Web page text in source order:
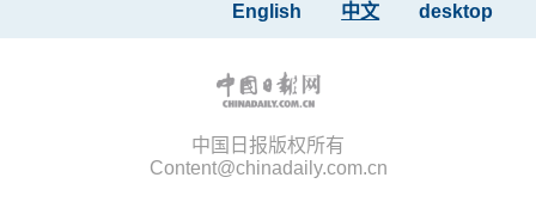
desktop
中文
English
中国日报版权所有
Content@chinadaily.com.cn